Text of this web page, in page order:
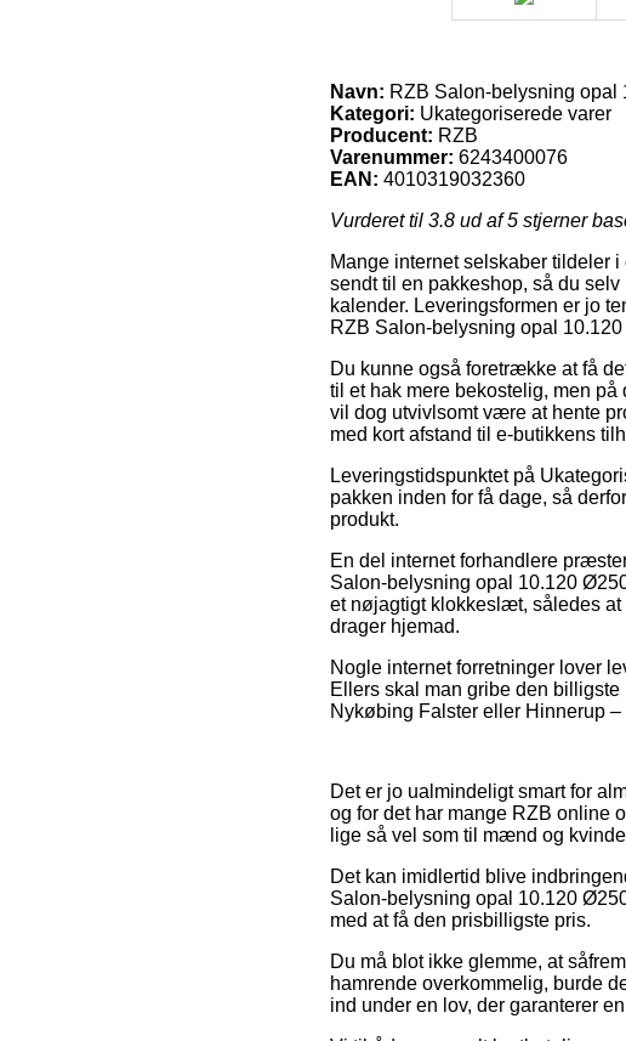
Navn: RZB Salon-belysning opal
Kategori: Ukategoriserede varer
Producent: RZB
Varenummer: 6243400076
EAN: 4010319032360
Vurderet til 3.8 ud af 5 stjerner
Mange internet selskaber tildeler
sendt til en pakkeshop, så du
kalender. Leveringsformen er jo
RZB Salon-belysning opal
Du kunne også foretrække at få
til et hak mere bekostelig, men
vil dog utvivlsomt være at hente
med kort afstand til e-butikkens
Leveringstidspunktet på
pakken inden for få dage, så
produkt.
En del internet forhandlere
Salon-belysning opal 10.120
et nøjagtigt klokkeslæt, således
drager hjemad.
Nogle internet forretninger lover
Ellers skal man gribe den
Nykøbing Falster eller Hinnerup
Det er jo ualmindeligt smart for
og for det har mange RZB online
lige så vel som til mænd og
Det kan imidlertid blive
Salon-belysning opal 10.120
med at få den prisbilligste pris.
Du må blot ikke glemme, at
hamrende overkommelig, burde
ind under en lov, der garanterer